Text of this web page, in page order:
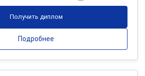
Получить диплом
Подробнее